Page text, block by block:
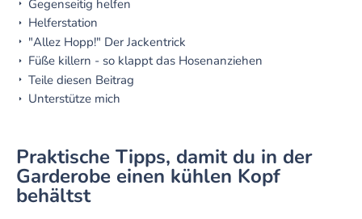
Gegenseitig helfen
Helferstation
"Allez Hopp!" Der Jackentrick
Füße killern - so klappt das Hosenanziehen
Teile diesen Beitrag
Unterstütze mich
Praktische Tipps, damit du in der
Garderobe einen kühlen Kopf
behältst